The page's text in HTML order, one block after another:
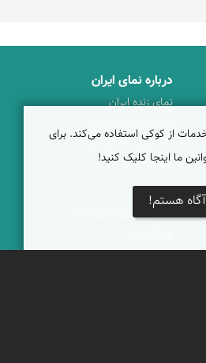
درباره نمای ایران
نمای زنده ایران
همکاری با نمای ایران
دریاچه کویر
خبرنامه
جشنواره‌های نمای ایران
محتوای آموزشی
از کوکی استفاده می‌کند. برای
ما اینجا کلیک کنید!
آگاه هستم!